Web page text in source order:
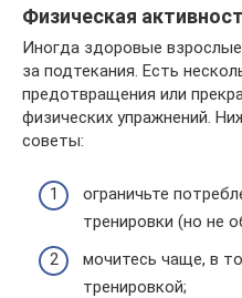
Физическая
Иногда здоровые
за подтекания. Есть
предотвращения или
физических упражнений.
советы:
ограничьте
тренировки (но не
мочитесь чаще, в
тренировкой;